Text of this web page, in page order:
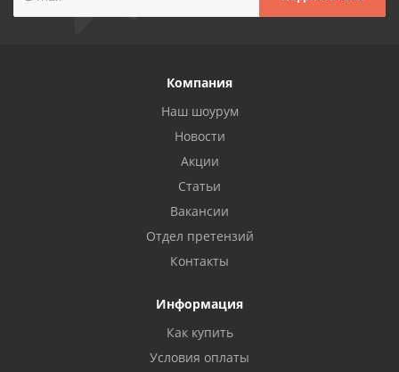
Компания
Наш шоурум
Новости
Акции
Статьи
Вакансии
Отдел претензий
Контакты
Информация
Как купить
Условия оплаты